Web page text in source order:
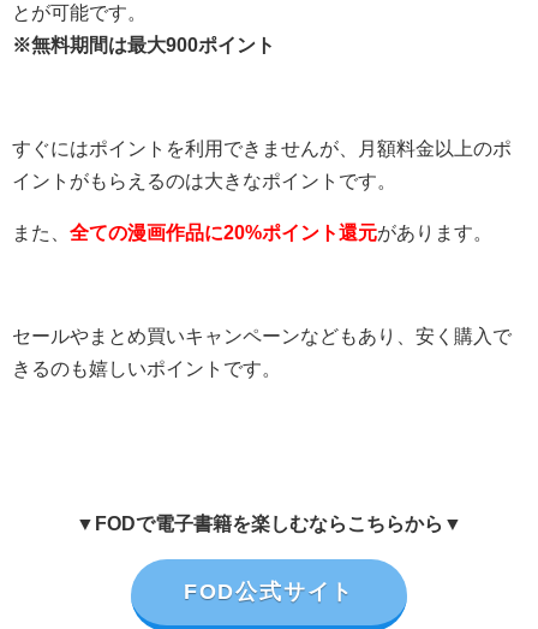
とが可能です。
※無料期間は最大900ポイント
すぐにはポイントを利用できませんが、月額料金以上のポ
イントがもらえるのは大きなポイントです。
また、 全ての漫画作品に20%ポイント還元があります。
セールやまとめ買いキャンペーンなどもあり、安く購入で
きるのも嬉しいポイントです。
▼FODで電子書籍を楽しむならこちらから▼
FOD公式サイト